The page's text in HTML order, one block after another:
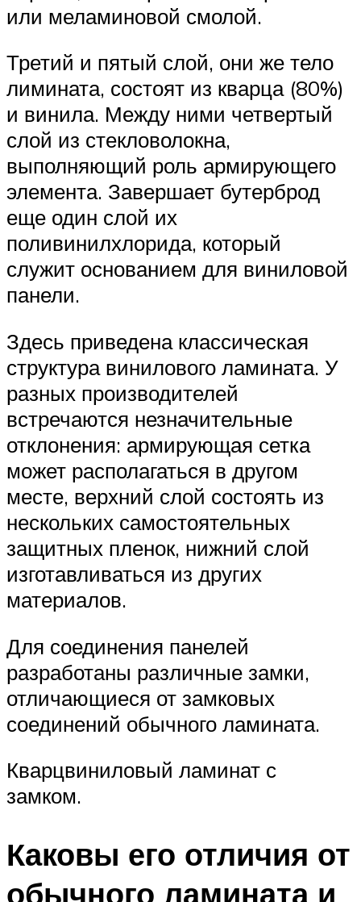
или меламиновой смолой.
Третий и пятый слой, они же тело
лимината, состоят из кварца (80%)
и винила. Между ними четвертый
слой из стекловолокна,
выполняющий роль армирующего
элемента. Завершает бутерброд
еще один слой их
поливинилхлорида, который
служит основанием для виниловой
панели.
Здесь приведена классическая
структура винилового ламината. У
разных производителей
встречаются незначительные
отклонения: армирующая сетка
может располагаться в другом
месте, верхний слой состоять из
нескольких самостоятельных
защитных пленок, нижний слой
изготавливаться из других
материалов.
Для соединения панелей
разработаны различные замки,
отличающиеся от замковых
соединений обычного ламината.
Кварцвиниловый ламинат с
замком.
Каковы его отличия от
обычного ламината и